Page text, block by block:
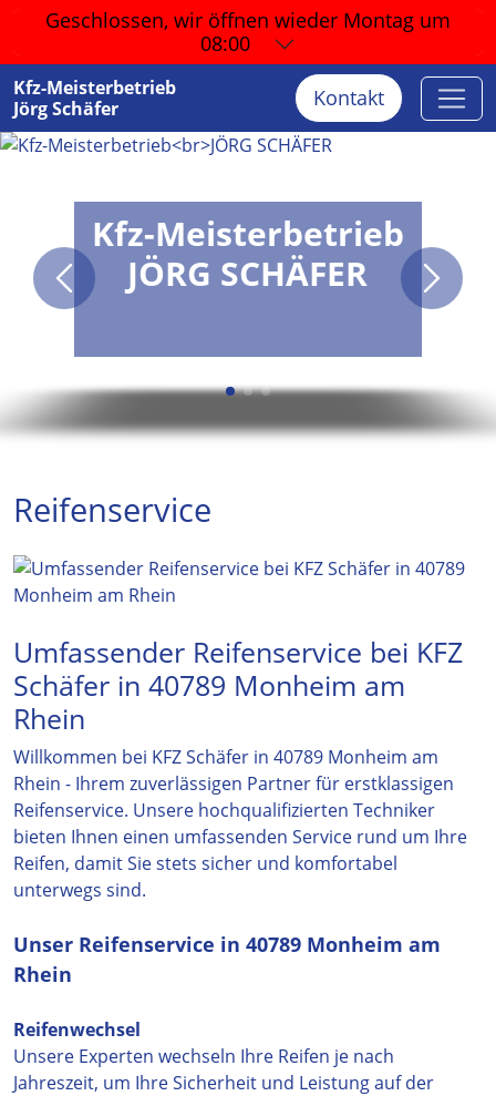
Geschlossen, wir öffnen wieder Montag um
08:00
Kfz-Meisterbetrieb
Jörg Schäfer
Kontakt
Kfz-Meisterbetrieb
JÖRG SCHÄFER
Reifenservice
Umfassender Reifenservice bei KFZ
Schäfer in 40789 Monheim am
Rhein
Willkommen bei KFZ Schäfer in 40789 Monheim am
Rhein - Ihrem zuverlässigen Partner für erstklassigen
Reifenservice. Unsere hochqualifizierten Techniker
bieten Ihnen einen umfassenden Service rund um Ihre
Reifen, damit Sie stets sicher und komfortabel
unterwegs sind.
Unser Reifenservice in 40789 Monheim am
Rhein
Reifenwechsel
Unsere Experten wechseln Ihre Reifen je nach
Jahreszeit, um Ihre Sicherheit und Leistung auf der